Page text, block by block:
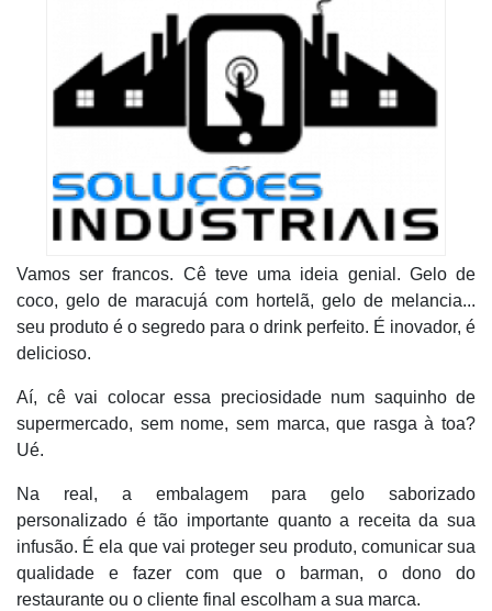
Vamos ser francos. Cê teve uma ideia genial. Gelo de
coco, gelo de maracujá com hortelã, gelo de melancia...
seu produto é o segredo para o drink perfeito. É inovador, é
delicioso.
Aí, cê vai colocar essa preciosidade num saquinho de
supermercado, sem nome, sem marca, que rasga à toa?
Ué.
Na real, a embalagem para gelo saborizado
personalizado é tão importante quanto a receita da sua
infusão. É ela que vai proteger seu produto, comunicar sua
qualidade e fazer com que o barman, o dono do
restaurante ou o cliente final escolham a sua marca.